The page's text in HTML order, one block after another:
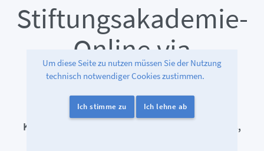
Stiftungsakademie-
Online via
BigBlueButton
Die sichere und bessere OpenSource-
Kommunikationslösung für Live-Online-Events,
Um diese Seite zu nutzen müssen Sie der Nutzung
technisch notwendiger Cookies zustimmen.
Ich stimme zu Ich lehne ab